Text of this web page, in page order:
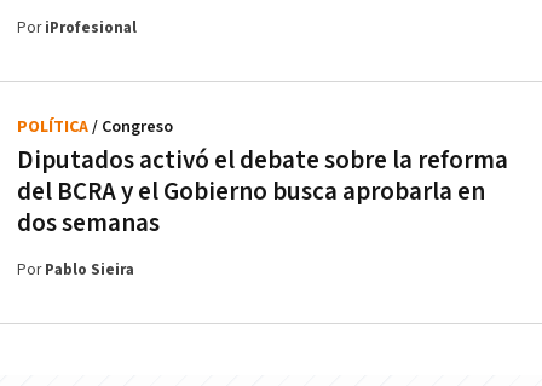
PoriProfesional
Diputados activó el debate sobre la reforma
del BCRA y el Gobierno busca aprobarla en
dos semanas
POLÍTICA/ Congreso
PorPablo Sieira